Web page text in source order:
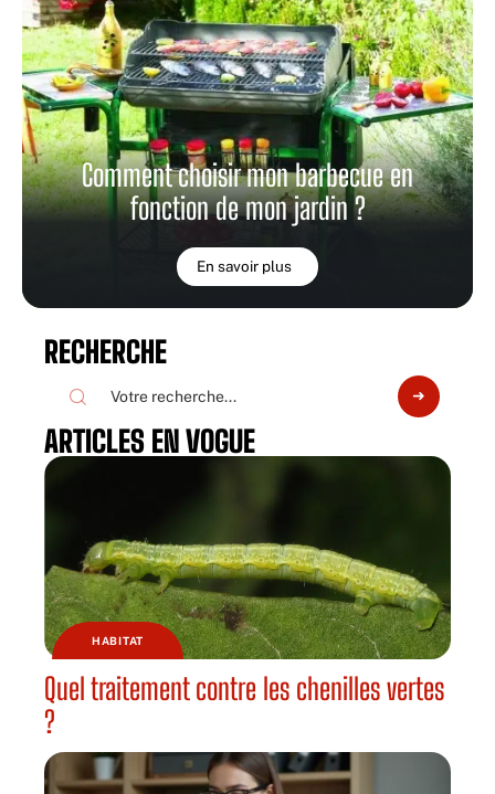
Comment choisir mon barbecue en
fonction de mon jardin ?
En savoir plus
RECHERCHE
ARTICLES EN VOGUE
HABITAT
Quel traitement contre les chenilles vertes
?